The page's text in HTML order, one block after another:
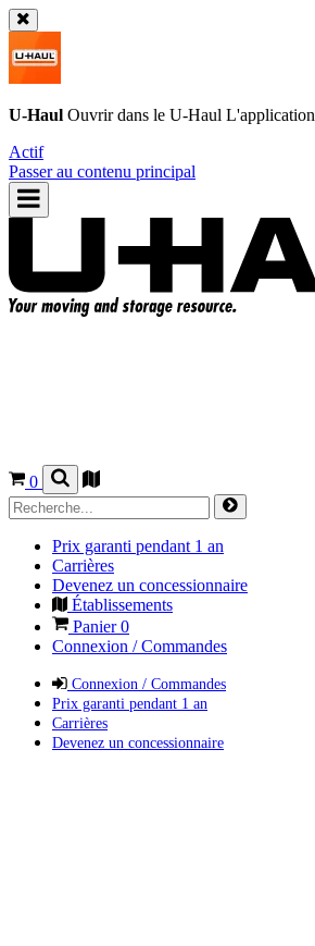
U-Haul Ouvrir dans le U-Haul L'application
Actif
Passer au contenu principal
0
Prix garanti pendant 1 an
Carrières
Devenez un concessionnaire
Établissements
Panier0
Connexion / Commandes
Connexion / Commandes
Prix garanti pendant 1 an
Carrières
Devenez un concessionnaire